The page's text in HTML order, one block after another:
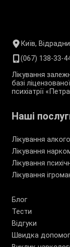
Київ,
(067) 138-33-
Лікування
базі
психіатрії
Наші
Лікування
Лікування
Лікування
Лікування
Блог
Тести
Відгуки
Швидка